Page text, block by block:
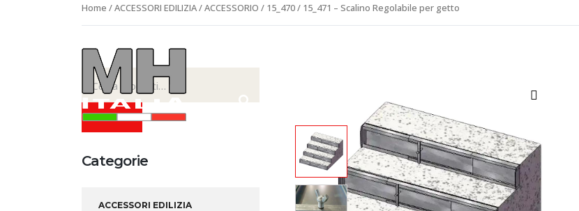
Home /ACCESSORI EDILIZIA/ACCESSORIO / 15_470 / 15_471 – Scalino Regolabile per getto
Cerca:
CERCA
Categorie
ACCESSORI EDILIZIA